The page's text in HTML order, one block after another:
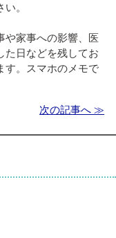
。
や家事への影響、医
た日などを残してお
す。スマホのメモで
次の記事へ ≫